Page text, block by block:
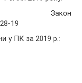
Закон
19
у ПК за 2019 р.: